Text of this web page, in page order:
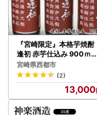
『宮崎限定』本格芋焼酎
逢初 赤芋仕込み 900ｍｌ
×3本＜23-18a＞
宮崎県西都市
(2)
13,000